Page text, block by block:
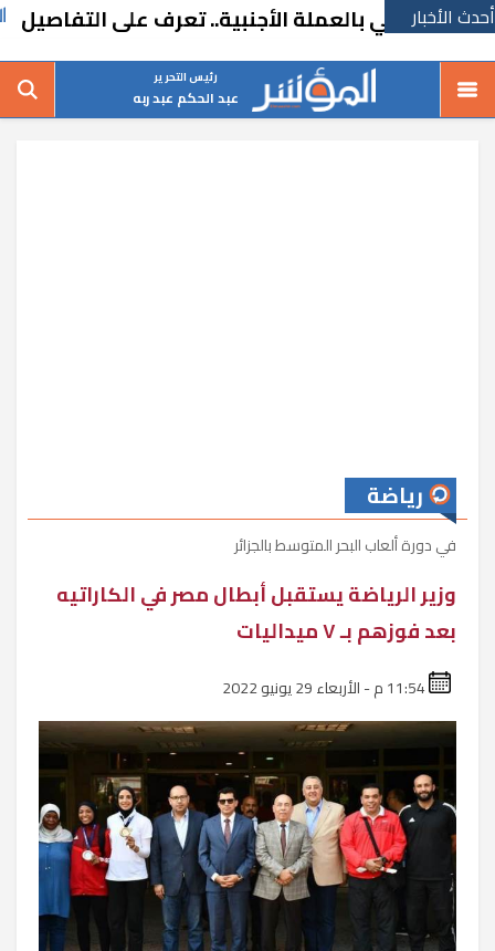
أحدث الأخبار
بالعملة الأجنبية.. تعرف على التفاصيل
رئيس التحرير
عبد الحكم عبد ربه
رياضة
في دورة ألعاب البحر المتوسط بالجزائر
وزير الرياضة يستقبل أبطال مصر في الكاراتيه
بعد فوزهم بـ ٧ ميداليات